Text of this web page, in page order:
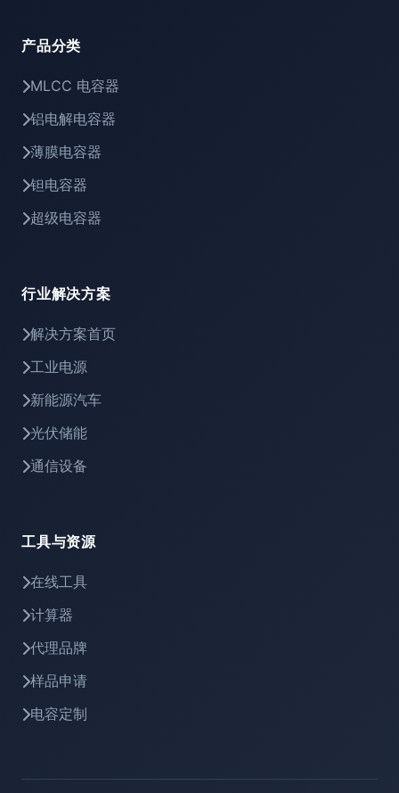
产品分类
MLCC 电容器
铝电解电容器
薄膜电容器
钽电容器
超级电容器
行业解决方案
解决方案首页
工业电源
新能源汽车
光伏储能
通信设备
工具与资源
在线工具
计算器
代理品牌
样品申请
电容定制